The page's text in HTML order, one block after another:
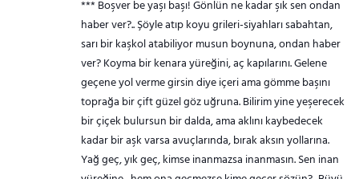
*** Boşver be yaşı başı! Gönlün ne kadar şık sen ondan
haber ver?.. Şöyle atıp koyu grileri-siyahları sabahtan,
sarı bir kaşkol atabiliyor musun boynuna, ondan haber
ver? Koyma bir kenara yüreğini, aç kapılarını. Gelene
geçene yol verme girsin diye içeri ama gömme başını
toprağa bir çift güzel göz uğruna. Bilirim yine yeşerecek
bir çiçek bulursun bir dalda, ama aklını kaybedecek
kadar bir aşk varsa avuçlarında, bırak aksın yollarına.
Yağ geç, yık geç, kimse inanmazsa inanmasın. Sen inan